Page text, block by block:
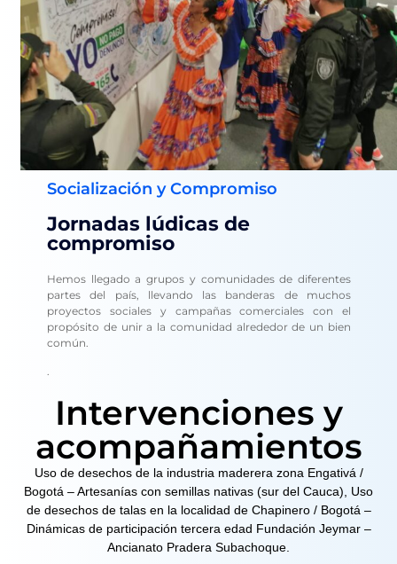
Socialización y Compromiso
Jornadas lúdicas de
compromiso
Hemos llegado a grupos y comunidades de diferentes
partes del país, llevando las banderas de muchos
proyectos sociales y campañas comerciales con el
propósito de unir a la comunidad alrededor de un bien
común.
.
Intervenciones y
acompañamientos
Uso de desechos de la industria maderera zona Engativá /
Bogotá – Artesanías con semillas nativas (sur del Cauca), Uso
de desechos de talas en la localidad de Chapinero / Bogotá –
Dinámicas de participación tercera edad Fundación Jeymar –
Ancianato Pradera Subachoque.